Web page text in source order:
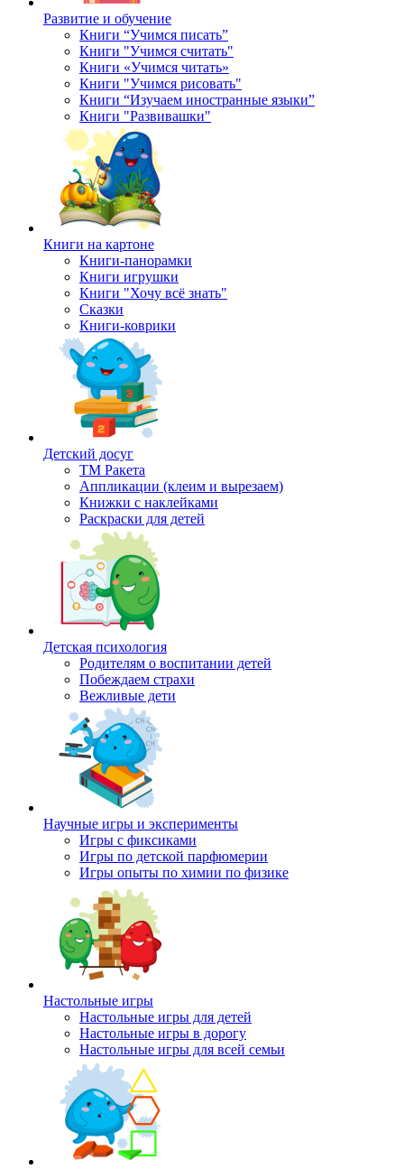
Развитие и обучение
Книги “Учимся писать”
Книги "Учимся считать"
Книги «Учимся читать»
Книги "Учимся рисовать"
Книги “Изучаем иностранные языки”
Книги "Развивашки"
Книги на картоне
Книги-панорамки
Книги игрушки
Книги "Хочу всё знать"
Сказки
Книги-коврики
Детский досуг
ТМ Ракета
Аппликации (клеим и вырезаем)
Книжки с наклейками
Раскраски для детей
Детская психология
Родителям о воспитании детей
Побеждаем страхи
Вежливые дети
Научные игры и эксперименты
Игры с фиксиками
Игры по детской парфюмерии
Игры опыты по химии по физике
Настольные игры
Настольные игры для детей
Настольные игры в дорогу
Настольные игры для всей семьи